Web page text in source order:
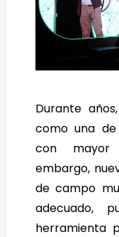
Durante
como una
con mayor
embargo,
de campo
adecuado,
herramienta